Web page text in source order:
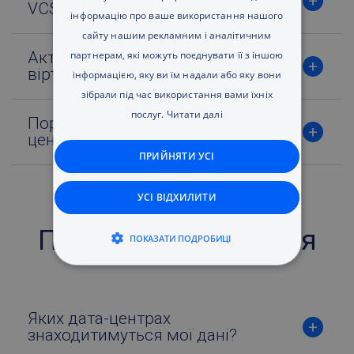
VCSP
Актуальні ціни на оренду
віртуальних ресурсів Tet Cloud
Порядок фізичного доступу до
центрів обробки даних Tet
Поширені запитання
Яких дата-центрах
знаходитимуться мої дані?
UA
інформацію про ваше використання нашого
сайту нашим рекламним і аналітичним
партнерам, які можуть поєднувати її з іншою
інформацією, яку ви їм надали або яку вони
зібрали під час використання вами їхніх
послуг. Читати далі
ПРИЙНЯТИ УСІ
УСІ ВІДХИЛИТИ
ПОКАЗАТИ ПОДРОБИЦІ
ОБОВ'ЯЗКОВІ
ФУНКЦІОНАЛЬНІ